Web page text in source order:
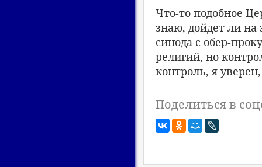
Что-то подобное
знаю, дойдет ли на
синода с обер-
религий, но
контроль, я
Поделиться в